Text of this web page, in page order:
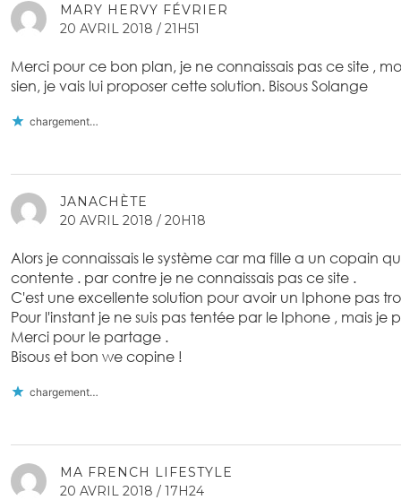
MARY HERVY FÉVRIER
20 AVRIL 2018 / 21H51
Merci pour ce bon plan, je ne connaissais pas ce site ,
sien, je vais lui proposer cette solution. Bisous Solange
chargement…
JANACHÈTE
20 AVRIL 2018 / 20H18
Alors je connaissais le système car ma fille a un copain
contente . par contre je ne connaissais pas ce site .
C'est une excellente solution pour avoir un Iphone pas
Pour l'instant je ne suis pas tentée par le Iphone , mais
Merci pour le partage .
Bisous et bon we copine !
chargement…
MA FRENCH LIFESTYLE
20 AVRIL 2018 / 17H24